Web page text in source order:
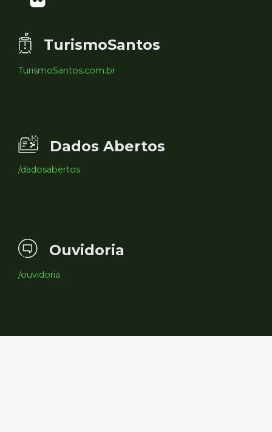
TurismoSantos
TurismoSantos.com.br
Dados Abertos
/dadosabertos
Ouvidoria
/ouvidoria